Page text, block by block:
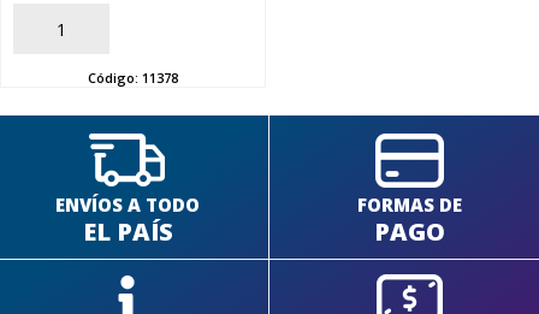
AÑADIR
Código: 11378
ENVÍOS A TODO
EL PAÍS
FORMAS DE
PAGO